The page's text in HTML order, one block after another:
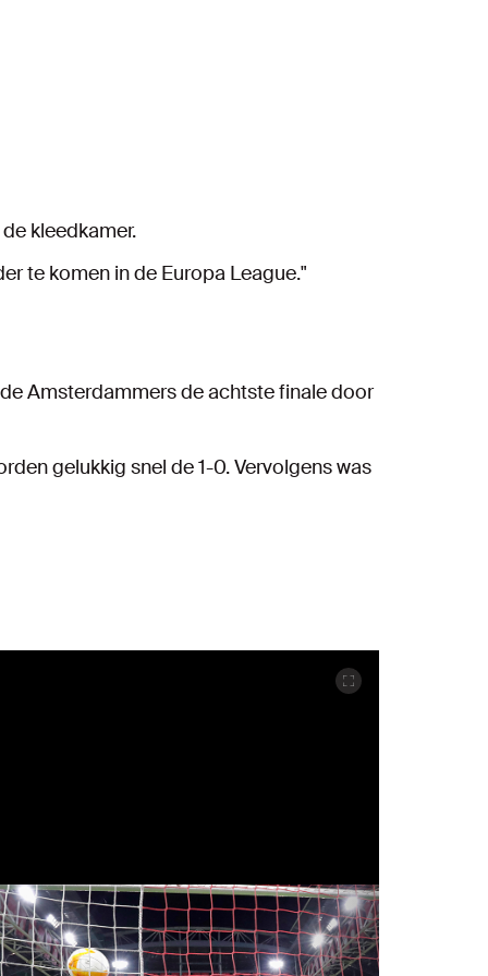
kleedkamer.
te komen in de Europa League."
Amsterdammers de achtste finale door
gelukkig snel de 1-0. Vervolgens was